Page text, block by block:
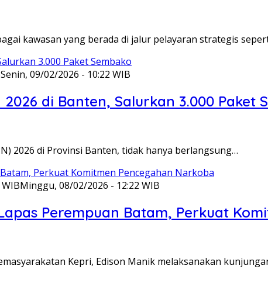
kawasan yang berada di jalur pelayaran strategis
Senin, 09/02/2026 - 10:22 WIB
di Banten, Salurkan 3.000 Paket
2026 di Provinsi Banten, tidak hanya berlangsung…
Minggu, 08/02/2026 - 12:22 WIB
Perempuan Batam, Perkuat
Kepri, Edison Manik melaksanakan